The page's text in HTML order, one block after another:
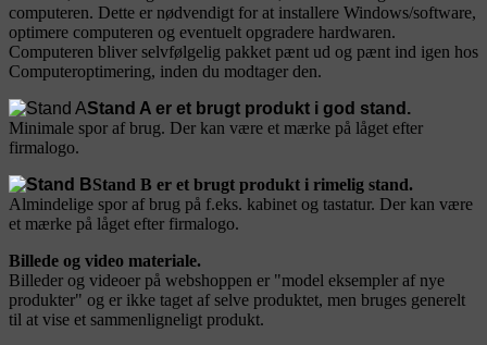
computeren. Dette er nødvendigt for at installere Windows/software,
optimere computeren og eventuelt opgradere hardwaren.
Computeren bliver selvfølgelig pakket pænt ud og pænt ind igen hos
Computeroptimering, inden du modtager den.
Stand A er et brugt produkt i god stand.
Minimale spor af brug. Der kan være et mærke på låget efter
firmalogo.
Stand B er et brugt produkt i rimelig stand.
Almindelige spor af brug på f.eks. kabinet og tastatur. Der kan være
et mærke på låget efter firmalogo.
Billede og video materiale.
Billeder og videoer på webshoppen er "model eksempler af nye
produkter" og er ikke taget af selve produktet, men bruges generelt
til at vise et sammenligneligt produkt.